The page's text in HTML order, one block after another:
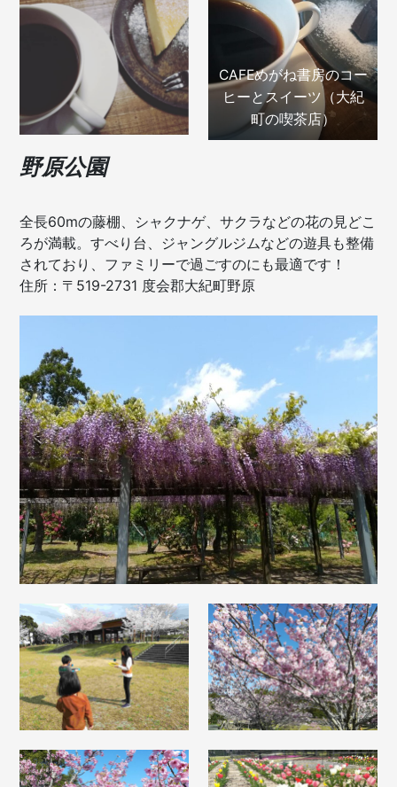
CAFEめがね書房のコー
ヒーとスイーツ（大紀
町の喫茶店）
野原公園
全長60mの藤棚、シャクナゲ、サクラなどの花の見どこ
ろが満載。すべり台、ジャングルジムなどの遊具も整備
されており、ファミリーで過ごすのにも最適です！
住所：〒519-2731 度会郡大紀町野原